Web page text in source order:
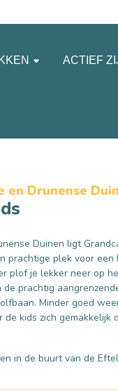
ACTIEF
en Drunense
Duinen ligt
prachtige plek voor
plof je lekker neer op
prachtig
Minder goed
kids zich gemakkelijk
in de buurt van de